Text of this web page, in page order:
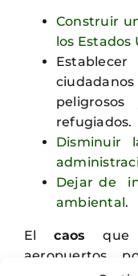
Construir
los Estados
refugiados.
Disminuir
Dejar de
ambiental.
Elcaos que
aeropuertos